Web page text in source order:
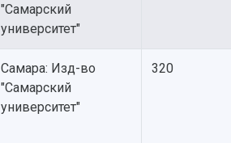
"Самарский
университет"
Самара: Изд-во
"Самарский
университет"
320